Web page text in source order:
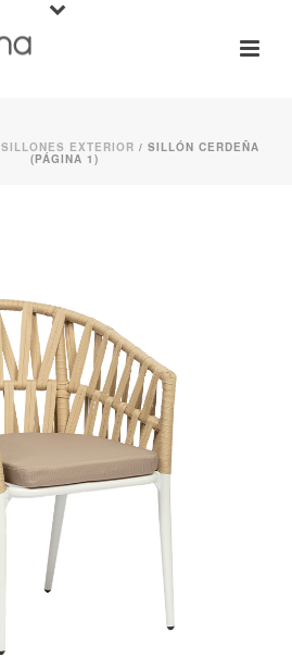
SILLONES EXTERIOR / SILLÓN CERDEÑA
(PÁGINA 1)